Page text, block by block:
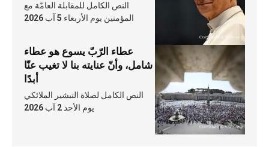
النص الكامل للمقابلة العامّة مع
المؤمنين يوم الأربعاء 5 آب 2026
عطاء الرّبّ يسوع هو عطاء
شامل، وأنّ عنايته بنا لا تغيب عنّا
أبدًا
النص الكامل لصلاة التبشير الملائكي
يوم الأحد 2 آب 2026